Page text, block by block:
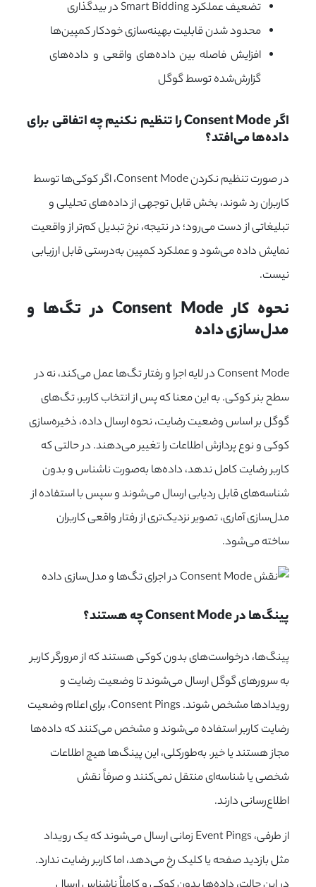
تضعیف عملکرد Smart Bidding در بیدگذاری
محدود شدن قابلیت بهینه‌سازی خودکار کمپین‌ها
افزایش فاصله بین داده‌های واقعی و داده‌های
گزارش‌شده توسط گوگل
اگر Consent Mode را تنظیم نکنیم چه اتفاقی برای
داده‌ها می‌افتد؟
در صورت تنظیم نکردن Consent Mode، اگر کوکی‌ها توسط
کاربران رد شوند، بخش قابل توجهی از داده‌های تحلیلی و
تبلیغاتی از دست می‌رود؛ در نتیجه، نرخ تبدیل کم‌تر از واقعیت
نمایش داده می‌شود و عملکرد کمپین به‌درستی قابل ارزیابی
نیست.
مدل‌سازی داده
Consent Mode در لایه اجرا و رفتار تگ‌ها عمل می‌کند، نه در
سطح بنر کوکی. به این معنا که پس از انتخاب کاربر، تگ‌های
گوگل بر اساس وضعیت رضایت، نحوه ارسال داده، ذخیره‌سازی
کوکی و نوع پردازش اطلاعات را تغییر می‌دهند. در حالتی که
کاربر رضایت کامل ندهد، داده‌ها به‌صورت ناشناس و بدون
شناسه‌های قابل ردیابی ارسال می‌شوند و سپس با استفاده از
مدل‌سازی آماری، تصویر نزدیک‌تری از رفتار واقعی کاربران
ساخته می‌شود.
پینگ‌ها در Consent Mode چه هستند؟
پینگ‌ها، درخواست‌های بدون کوکی هستند که از مرورگر کاربر
به سرورهای گوگل ارسال می‌شوند تا وضعیت رضایت و
رویدادها مشخص شوند. Consent Pings، برای اعلام وضعیت
رضایت کاربر استفاده می‌شوند و مشخص می‌کنند که داده‌ها
مجاز هستند یا خیر. به‌طور‌کلی، این پینگ‌ها هیچ اطلاعات
شخصی یا شناسه‌ای منتقل نمی‌کنند و صرفاً نقش
اطلاع‌رسانی دارند.
از طرفی، Event Pings زمانی ارسال می‌شوند که یک رویداد
مثل بازدید صفحه یا کلیک رخ می‌دهد، اما کاربر رضایت ندارد.